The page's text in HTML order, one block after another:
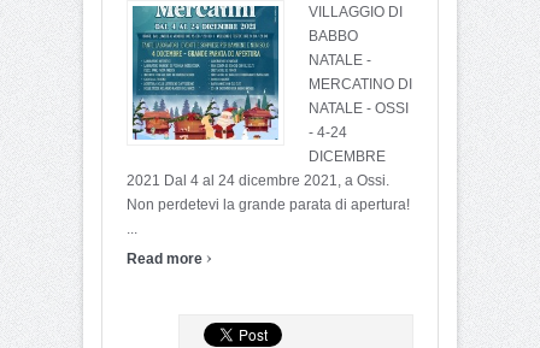
VILLAGGIO DI
BABBO
NATALE -
MERCATINO DI
NATALE - OSSI
- 4-24
DICEMBRE
2021 Dal 4 al 24 dicembre 2021, a Ossi.
Non perdetevi la grande parata di apertura!
...
Read more ›